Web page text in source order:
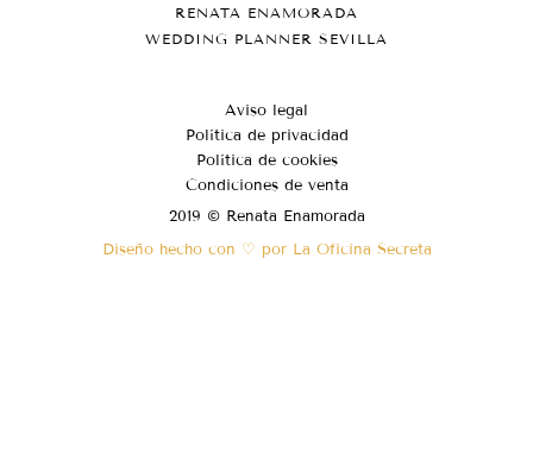
RENATA ENAMORADA
WEDDING PLANNER SEVILLA
Aviso legal
Política de privacidad
Política de cookies
Condiciones de venta
2019 © Renata Enamorada
Diseño hecho con ♡ por La Oficina Secreta